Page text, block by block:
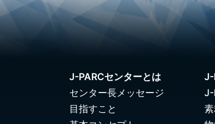
J-PARCセンターとは
センター長メッセージ
目指すこと
J-
J-